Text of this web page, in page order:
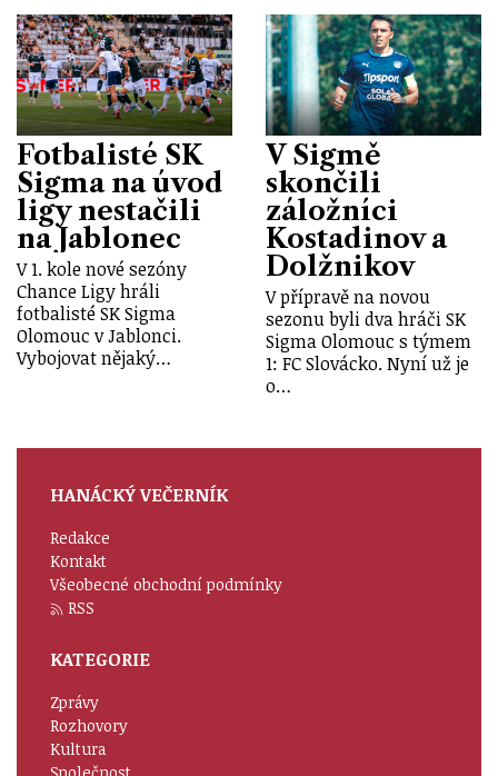
Fotbalisté SK
Sigma na úvod
ligy nestačili
na Jablonec
V 1. kole nové sezóny
Chance Ligy hráli
fotbalisté SK Sigma
Olomouc v Jablonci.
Vybojovat nějaký…
V Sigmě
skončili
záložníci
Kostadinov a
Dolžnikov
V přípravě na novou
sezonu byli dva hráči SK
Sigma Olomouc s týmem
1: FC Slovácko. Nyní už je
o…
HANÁCKÝ VEČERNÍK
Redakce
Kontakt
Všeobecné obchodní podmínky
RSS
KATEGORIE
Zprávy
Rozhovory
Kultura